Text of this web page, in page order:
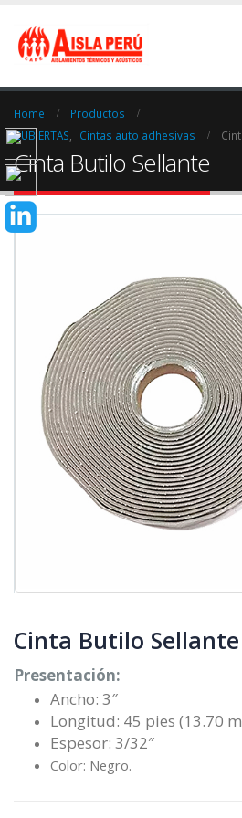
Home
Productos
CUBIERTAS
Cintas auto adhesivas
Cinta Butilo Sellante
Cinta Butilo Sellante
Presentación:
Ancho: 3″
Longitud: 45 pies (13.70
Espesor: 3/32″
Color: Negro.